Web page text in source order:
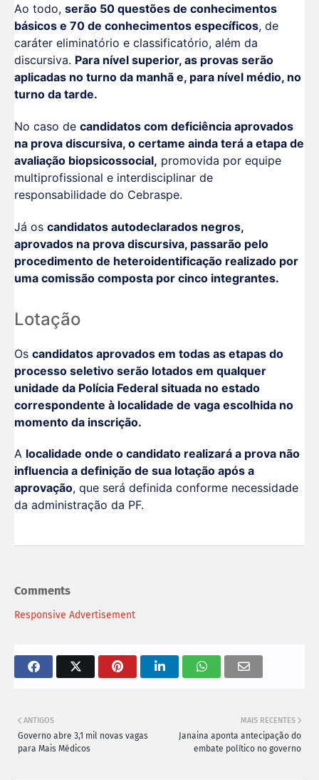
Ao todo, serão 50 questões de conhecimentos
básicos e 70 de conhecimentos específicos, de
caráter eliminatório e classificatório, além da
discursiva. Para nível superior, as provas serão
aplicadas no turno da manhã e, para nível médio, no
turno da tarde.
No caso de candidatos com deficiência aprovados
na prova discursiva, o certame ainda terá a etapa de
avaliação biopsicossocial, promovida por equipe
multiprofissional e interdisciplinar de
responsabilidade do Cebraspe.
Já os candidatos autodeclarados negros,
aprovados na prova discursiva, passarão pelo
procedimento de heteroidentificação realizado por
uma comissão composta por cinco integrantes.
Lotação
Os candidatos aprovados em todas as etapas do
processo seletivo serão lotados em qualquer
unidade da Polícia Federal situada no estado
correspondente à localidade de vaga escolhida no
momento da inscrição.
A localidade onde o candidato realizará a prova não
influencia a definição de sua lotação após a
aprovação, que será definida conforme necessidade
da administração da PF.
Comments
Responsive Advertisement
MAIS RECENTES
Janaina aponta antecipação do
embate político no governo
ANTIGOS
Governo abre 3,1 mil novas vagas
para Mais Médicos